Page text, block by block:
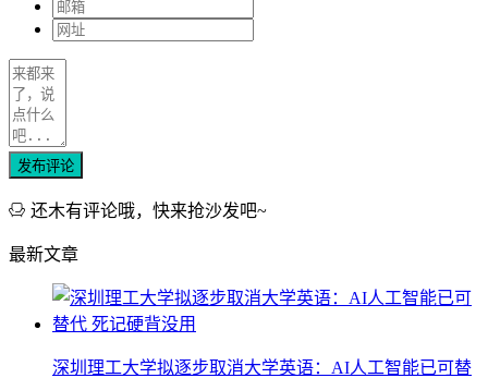
发布评论
还木有评论哦，快来抢沙发吧~
最新文章
深圳理工大学拟逐步取消大学英语：AI人工智能已可替